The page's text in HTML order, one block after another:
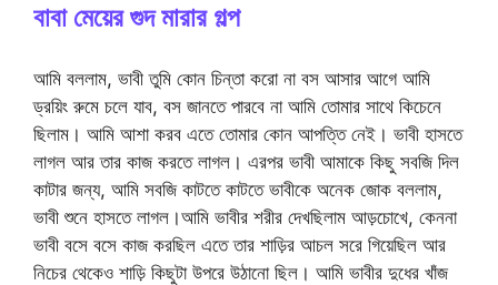
বাবা মেয়ের গুদ মারার গল্প
আমি বললাম, ভাবী তুমি কোন চিন্তা করো না বস আসার আগে আমি
ড্রয়িং রুমে চলে যাব, বস জানতে পারবে না আমি তোমার সাথে কিচেনে
ছিলাম। আমি আশা করব এতে তোমার কোন আপত্তি নেই। ভাবী হাসতে
লাগল আর তার কাজ করতে লাগল। এরপর ভাবী আমাকে কিছু সবজি দিল
কাটার জন্য, আমি সবজি কাটতে কাটতে ভাবীকে অনেক জোক বললাম,
ভাবী শুনে হাসতে লাগল।আমি ভাবীর শরীর দেখছিলাম আড়চোখে, কেননা
ভাবী বসে বসে কাজ করছিল এতে তার শাড়ির আচল সরে গিয়েছিল আর
নিচের থেকেও শাড়ি কিছুটা উপরে উঠানো ছিল। আমি ভাবীর দুধের খাঁজ